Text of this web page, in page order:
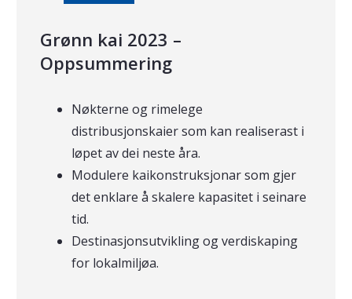
Grønn kai 2023 –
Oppsummering
Nøkterne og rimelege
distribusjonskaier som kan realiserast i
løpet av dei neste åra.
Modulere kaikonstruksjonar som gjer
det enklare å skalere kapasitet i seinare
tid.
Destinasjonsutvikling og verdiskaping
for lokalmiljøa.